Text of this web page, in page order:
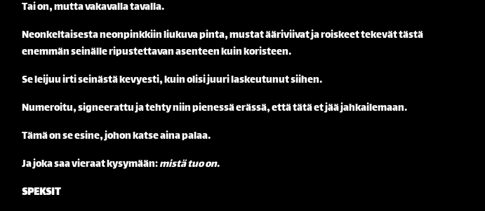
Tai on, mutta vakavalla tavalla.
Neonkeltaisesta neonpinkkiin liukuva pinta, mustat ääriviivat ja roiskeet tekevät tästä
enemmän seinälle ripustettavan asenteen kuin koristeen.
Se leijuu irti seinästä kevyesti, kuin olisi juuri laskeutunut siihen.
Numeroitu, signeerattu ja tehty niin pienessä erässä, että tätä et jää jahkailemaan.
Tämä on se esine, johon katse aina palaa.
Ja joka saa vieraat kysymään:mistä tuo on.
SPEKSIT